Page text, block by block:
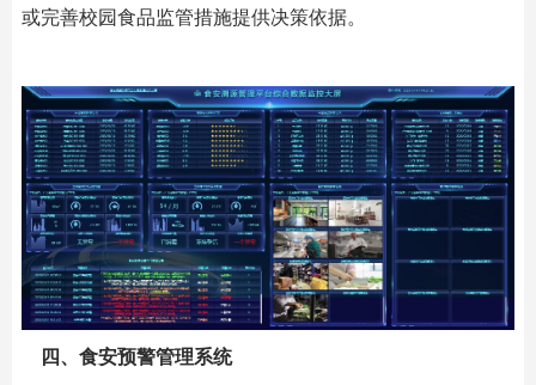
或完善校园食品监管措施提供决策依据。
四、食安预警管理系统